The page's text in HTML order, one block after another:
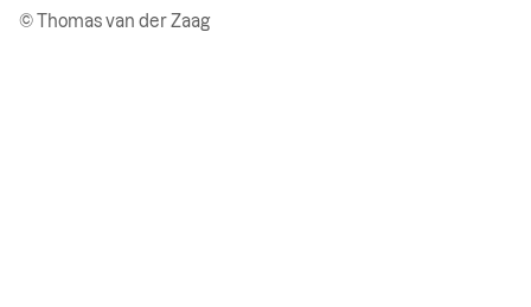
© Thomas van der Zaag